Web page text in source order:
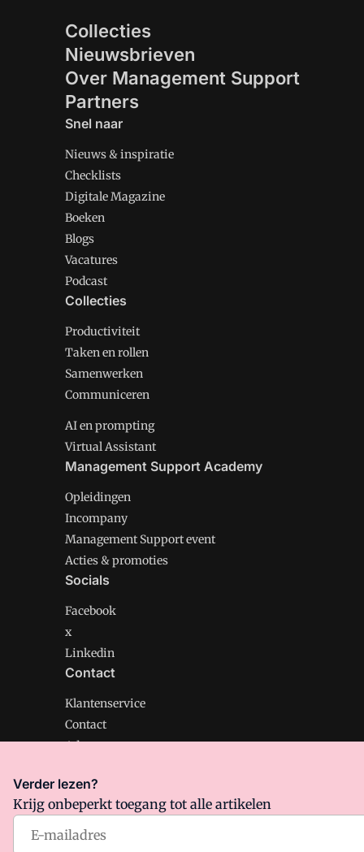
Collecties
Nieuwsbrieven
Over Management Support
Partners
Snel naar
Nieuws & inspiratie
Checklists
Digitale Magazine
Boeken
Blogs
Vacatures
Podcast
Collecties
Productiviteit
Taken en rollen
Samenwerken
Communiceren
AI en prompting
Virtual Assistant
Management Support Academy
Opleidingen
Incompany
Management Support event
Acties & promoties
Socials
Facebook
x
Linkedin
Contact
Klantenservice
Contact
Adverteren
Management Support is onderdeel van VMN media.
Algemene Voorwaarden
Verder lezen?
Krijg onbeperkt toegang tot alle artikelen